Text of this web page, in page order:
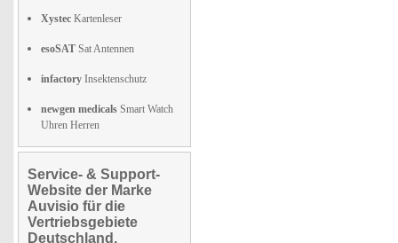
Xystec Kartenleser
esoSAT Sat Antennen
infactory Insektenschutz
newgen medicals Smart Watch
Uhren Herren
Service- & Support-
Website der Marke
Auvisio für die
Vertriebsgebiete
Deutschland,